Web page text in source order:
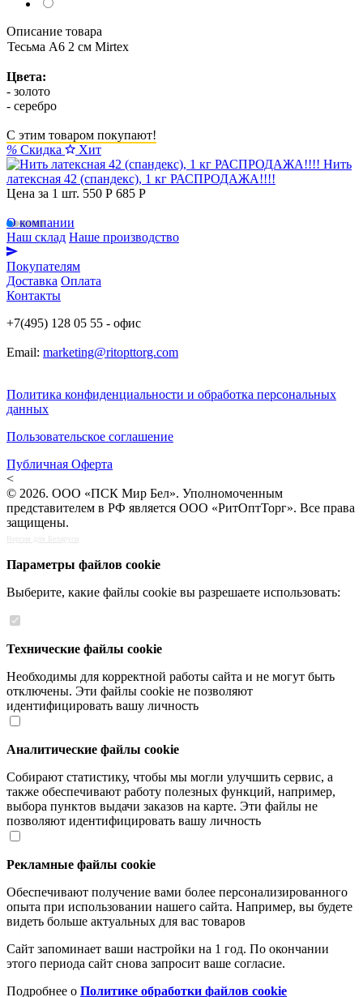
Описание товара
Тесьма А6 2 см Mirtex
Цвета:
- золото
- серебро
С этим товаром покупают!
% Скидка
Хит
Нить
латексная 42 (спандекс), 1 кг РАСПРОДАЖА!!!!
Цена за 1 шт. 550 Р 685 P
О компании
Наш склад Наше производство
Покупателям
Доставка Оплата
Контакты
+7(495) 128 05 55 - офис
Email: marketing@ritopttorg.com
Политика конфиденциальности и обработка персональных
данных
Пользовательское соглашение
Публичная Оферта
<
© 2026. ООО «ПСК Мир Бел». Уполномоченным
представителем в РФ является ООО «РитОптТорг». Все права
защищены.
Параметры файлов cookie
Выберите, какие файлы cookie вы разрешаете использовать:
Технические файлы cookie
Необходимы для корректной работы сайта и не могут быть
отключены. Эти файлы cookie не позволяют
идентифицировать вашу личность
Аналитические файлы cookie
Собирают статистику, чтобы мы могли улучшить сервис, а
также обеспечивают работу полезных функций, например,
выбора пунктов выдачи заказов на карте. Эти файлы не
позволяют идентифицировать вашу личность
Рекламные файлы cookie
Обеспечивают получение вами более персонализированного
опыта при использовании нашего сайта. Например, вы будете
видеть больше актуальных для вас товаров
Сайт запоминает ваши настройки на 1 год. По окончании
этого периода сайт снова запросит ваше согласие.
Подробнее о Политике обработки файлов cookie